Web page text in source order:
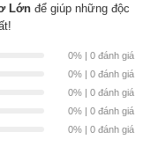
đồng nhỏ nép
cây cối xâm lấn.
lí do người dân
nay. Đội khúc côn
Lớn để giúp những độc
0% | 0 đánh giá
0% | 0 đánh giá
0% | 0 đánh giá
0% | 0 đánh giá
0% | 0 đánh giá